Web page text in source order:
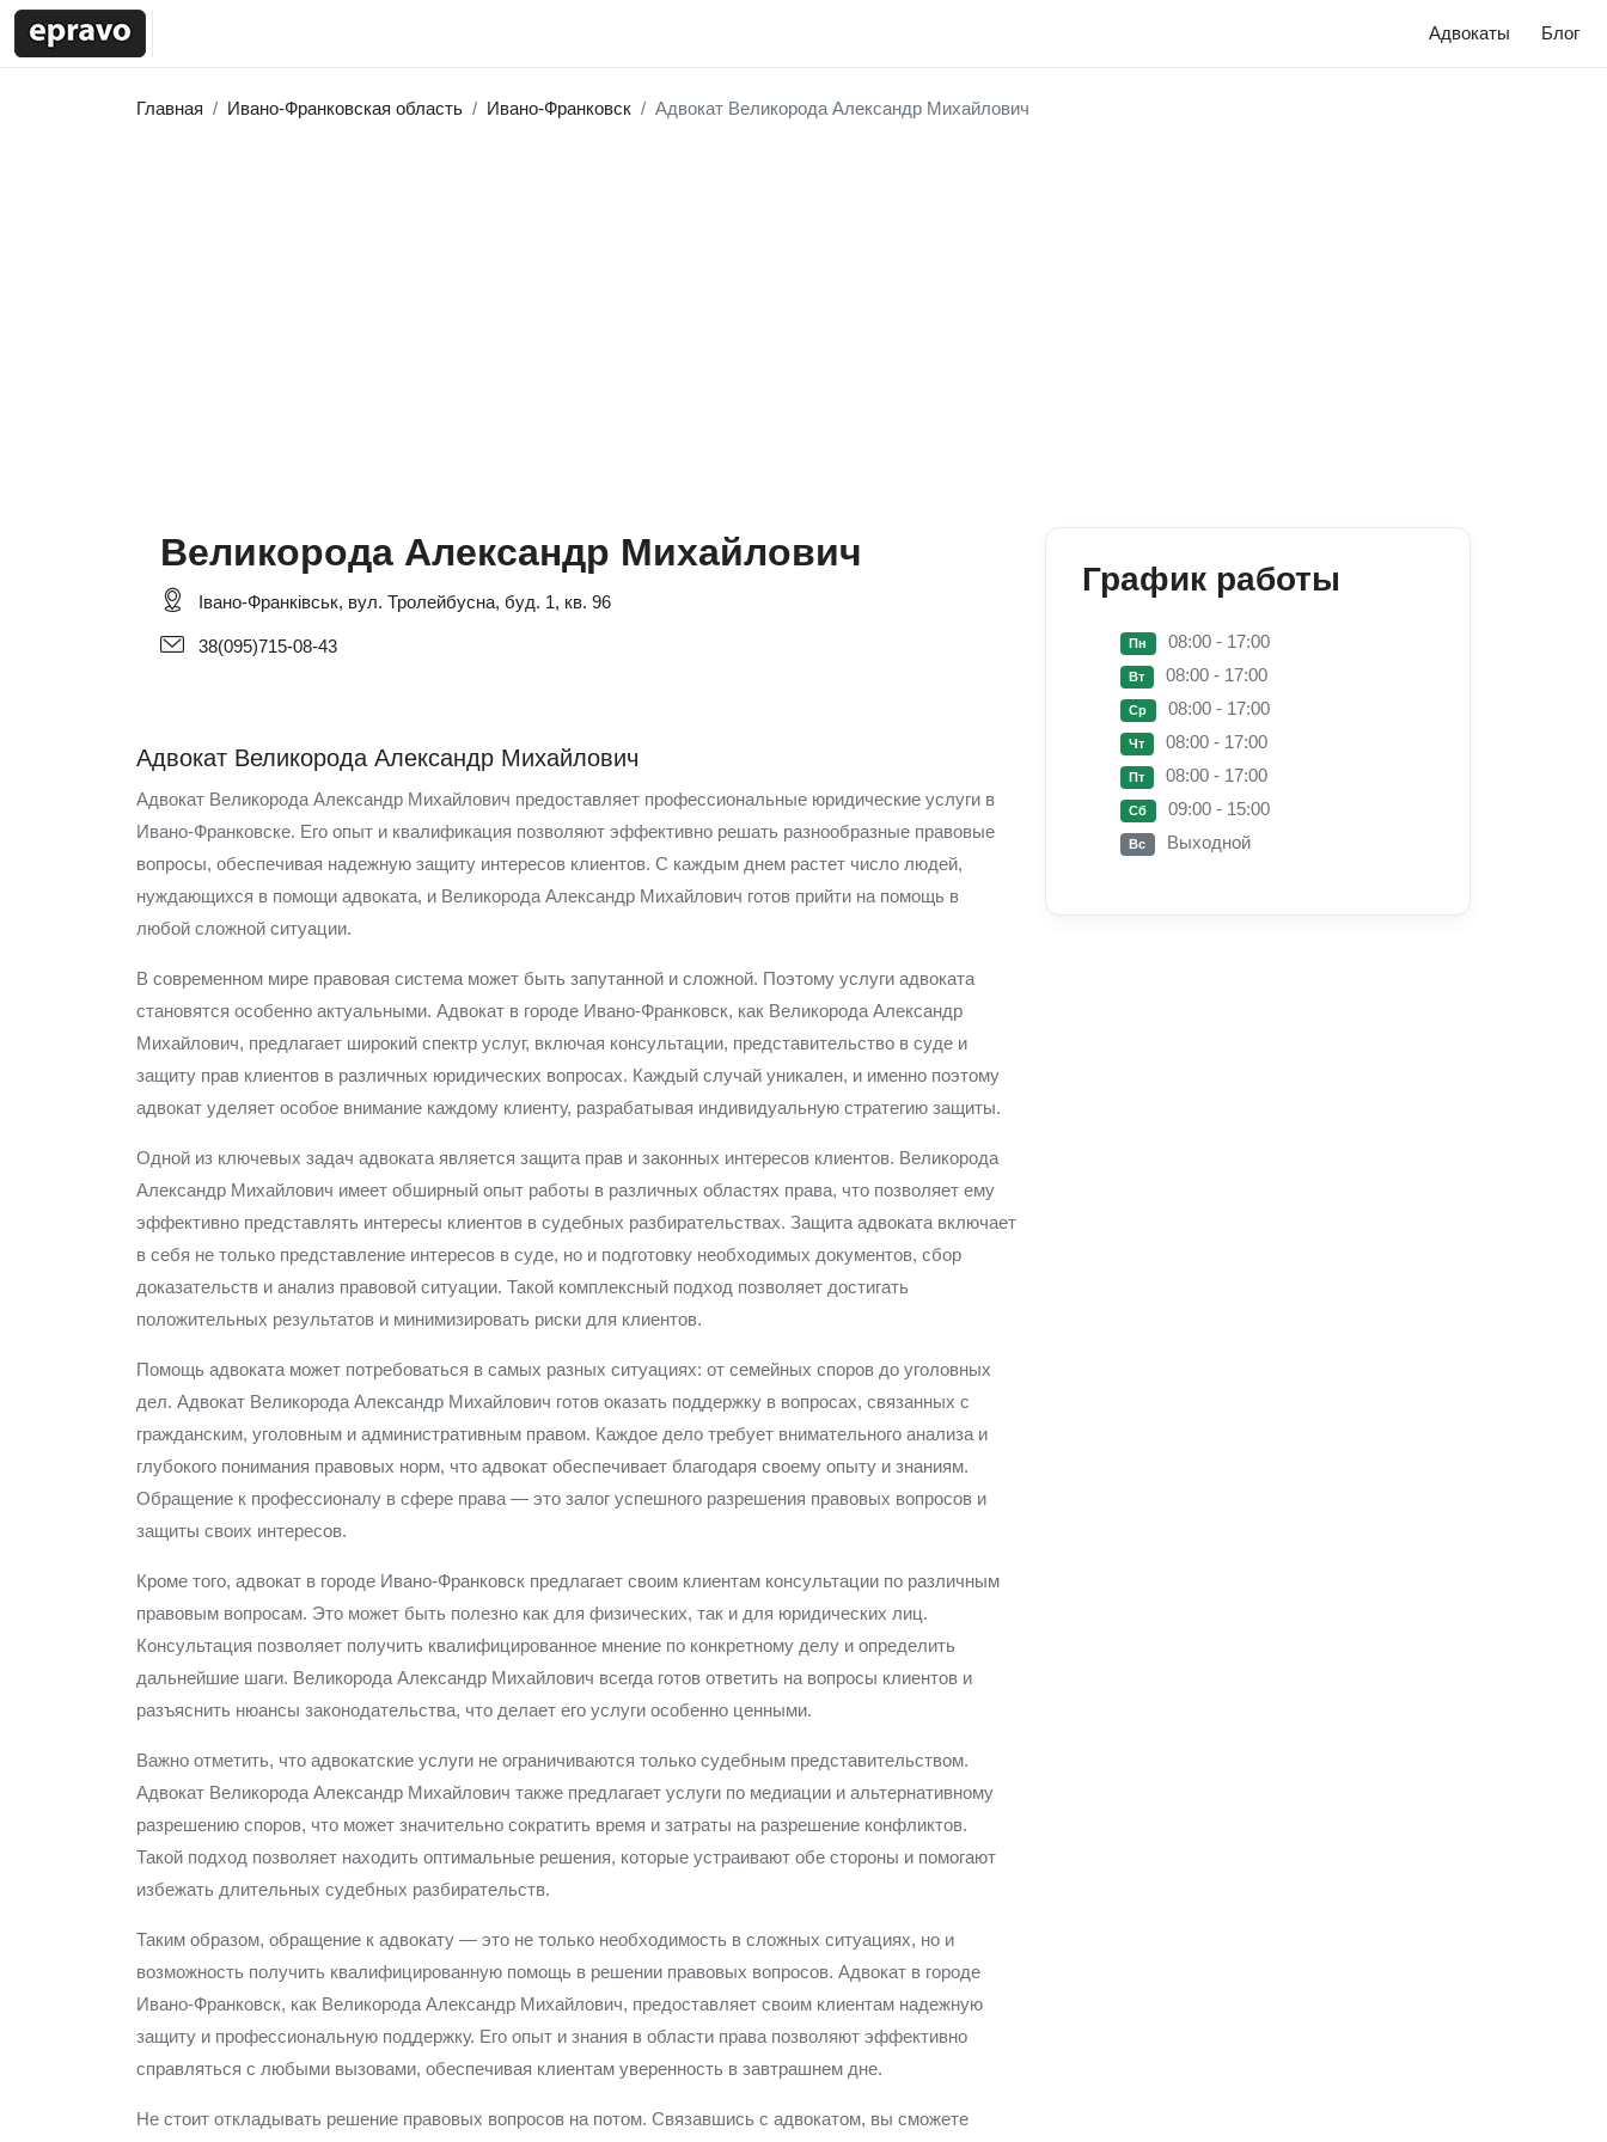
Адвокаты Блог
Главная Ивано-Франковская область Ивано-Франковск Адвокат Великорода Александр Михайлович
Великорода Александр Михайлович
Івано-Франківськ, вул. Тролейбусна, буд. 1, кв. 96
38(095)715-08-43
Адвокат Великорода Александр Михайлович
Адвокат Великорода Александр Михайлович предоставляет профессиональные юридические услуги в
Ивано-Франковске. Его опыт и квалификация позволяют эффективно решать разнообразные правовые
вопросы, обеспечивая надежную защиту интересов клиентов. С каждым днем растет число людей,
нуждающихся в помощи адвоката, и Великорода Александр Михайлович готов прийти на помощь в
любой сложной ситуации.
В современном мире правовая система может быть запутанной и сложной. Поэтому услуги адвоката
становятся особенно актуальными. Адвокат в городе Ивано-Франковск, как Великорода Александр
Михайлович, предлагает широкий спектр услуг, включая консультации, представительство в суде и
защиту прав клиентов в различных юридических вопросах. Каждый случай уникален, и именно поэтому
адвокат уделяет особое внимание каждому клиенту, разрабатывая индивидуальную стратегию защиты.
Одной из ключевых задач адвоката является защита прав и законных интересов клиентов. Великорода
Александр Михайлович имеет обширный опыт работы в различных областях права, что позволяет ему
эффективно представлять интересы клиентов в судебных разбирательствах. Защита адвоката включает
в себя не только представление интересов в суде, но и подготовку необходимых документов, сбор
доказательств и анализ правовой ситуации. Такой комплексный подход позволяет достигать
положительных результатов и минимизировать риски для клиентов.
Помощь адвоката может потребоваться в самых разных ситуациях: от семейных споров до уголовных
дел. Адвокат Великорода Александр Михайлович готов оказать поддержку в вопросах, связанных с
гражданским, уголовным и административным правом. Каждое дело требует внимательного анализа и
глубокого понимания правовых норм, что адвокат обеспечивает благодаря своему опыту и знаниям.
Обращение к профессионалу в сфере права — это залог успешного разрешения правовых вопросов и
защиты своих интересов.
Кроме того, адвокат в городе Ивано-Франковск предлагает своим клиентам консультации по различным
правовым вопросам. Это может быть полезно как для физических, так и для юридических лиц.
Консультация позволяет получить квалифицированное мнение по конкретному делу и определить
дальнейшие шаги. Великорода Александр Михайлович всегда готов ответить на вопросы клиентов и
разъяснить нюансы законодательства, что делает его услуги особенно ценными.
Важно отметить, что адвокатские услуги не ограничиваются только судебным представительством.
Адвокат Великорода Александр Михайлович также предлагает услуги по медиации и альтернативному
разрешению споров, что может значительно сократить время и затраты на разрешение конфликтов.
Такой подход позволяет находить оптимальные решения, которые устраивают обе стороны и помогают
избежать длительных судебных разбирательств.
Таким образом, обращение к адвокату — это не только необходимость в сложных ситуациях, но и
возможность получить квалифицированную помощь в решении правовых вопросов. Адвокат в городе
Ивано-Франковск, как Великорода Александр Михайлович, предоставляет своим клиентам надежную
защиту и профессиональную поддержку. Его опыт и знания в области права позволяют эффективно
справляться с любыми вызовами, обеспечивая клиентам уверенность в завтрашнем дне.
Не стоит откладывать решение правовых вопросов на потом. Связавшись с адвокатом, вы сможете
График работы
Пн 08:00 - 17:00
Вт 08:00 - 17:00
Ср 08:00 - 17:00
Чт 08:00 - 17:00
Пт 08:00 - 17:00
Сб 09:00 - 15:00
Вс Выходной